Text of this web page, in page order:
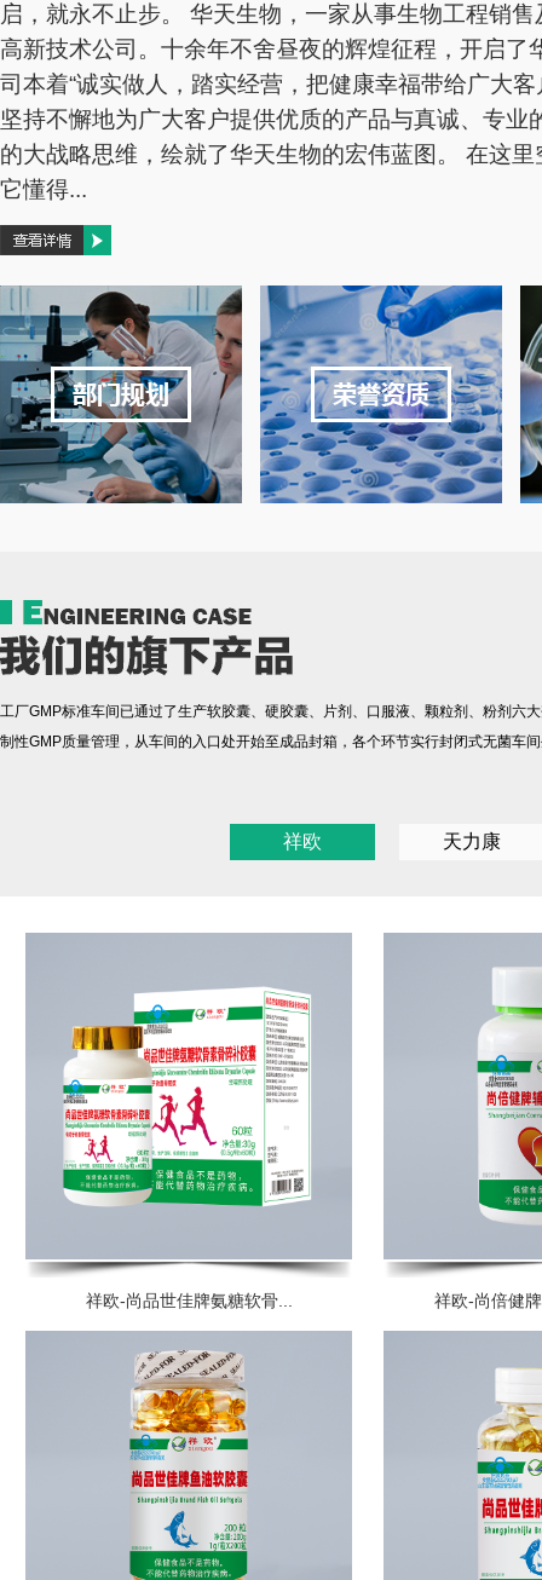
启，就永不止步。 华天生物，一家从事生物工程销
高新技术公司。十余年不舍昼夜的辉煌征程，开启了
司本着“诚实做人，踏实经营，把健康幸福带给广大
坚持不懈地为广大客户提供优质的产品与真诚、专业
的大战略思维，绘就了华天生物的宏伟蓝图。 在这
它懂得...
工厂GMP标准车间已通过了生产软胶囊、硬胶囊、片剂、口服液、颗粒剂、粉剂六
制性GMP质量管理，从车间的入口处开始至成品封箱，各个环节实行封闭式无菌车
祥欧 天力康
祥欧-尚品世佳牌氨糖软骨... 祥欧-尚倍健